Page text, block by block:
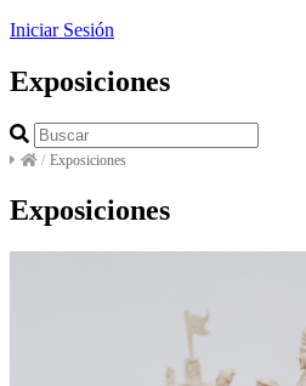
Iniciar Sesión
Exposiciones
/ Exposiciones
Exposiciones